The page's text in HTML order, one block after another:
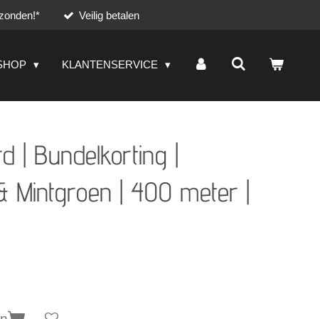
Veilig betalen
KLANTENSERVICE
| Bundelkorting |
Mintgroen | 400 meter |